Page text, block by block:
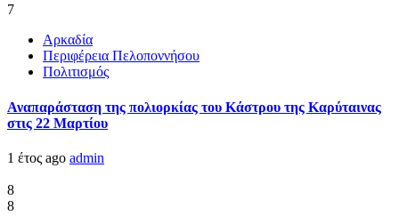
7
Αρκαδία
Περιφέρεια Πελοποννήσου
Πολιτισμός
Αναπαράσταση της πολιορκίας του Κάστρου της Καρύταινας
στις 22 Μαρτίου
1 έτος ago admin
8
8